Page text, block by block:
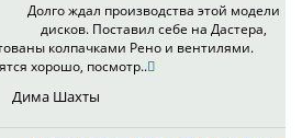
Долго ждал производства этой модели
дисков. Поставил себе на Дастера,
колпачками Рено и вентилями.
хорошо, посмотр..
Дима Шахты